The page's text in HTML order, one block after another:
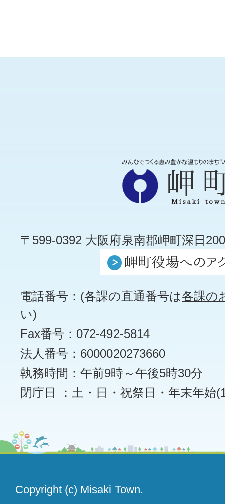
〒599-0392 大阪府泉南郡岬町深日
電話番号：(各課の直通番号は各課の
い)
Fax番号：072-492-5814
法人番号：6000020273660
執務時間：午前9時～午後5時30分
閉庁日 ：土・日・祝祭日・年末年始
Copyright (c) Misaki Town.